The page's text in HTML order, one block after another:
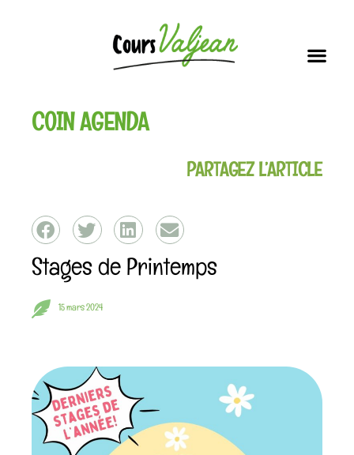
COIN AGENDA
PARTAGEZ L’ARTICLE
Stages de Printemps
15 mars 2024